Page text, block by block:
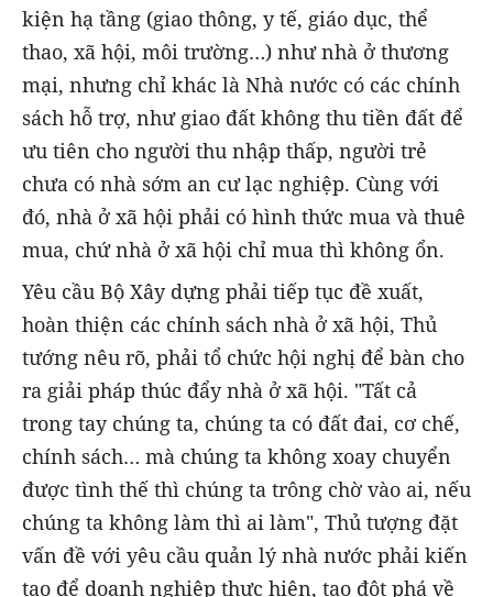
kiện hạ tầng (giao thông, y tế, giáo dục, thể
thao, xã hội, môi trường…) như nhà ở thương
mại, nhưng chỉ khác là Nhà nước có các chính
sách hỗ trợ, như giao đất không thu tiền đất để
ưu tiên cho người thu nhập thấp, người trẻ
chưa có nhà sớm an cư lạc nghiệp. Cùng với
đó, nhà ở xã hội phải có hình thức mua và thuê
mua, chứ nhà ở xã hội chỉ mua thì không ổn.
Yêu cầu Bộ Xây dựng phải tiếp tục đề xuất,
hoàn thiện các chính sách nhà ở xã hội, Thủ
tướng nêu rõ, phải tổ chức hội nghị để bàn cho
ra giải pháp thúc đẩy nhà ở xã hội. "Tất cả
trong tay chúng ta, chúng ta có đất đai, cơ chế,
chính sách… mà chúng ta không xoay chuyển
được tình thế thì chúng ta trông chờ vào ai, nếu
chúng ta không làm thì ai làm", Thủ tượng đặt
vấn đề với yêu cầu quản lý nhà nước phải kiến
tạo để doanh nghiệp thực hiện, tạo đột phá về